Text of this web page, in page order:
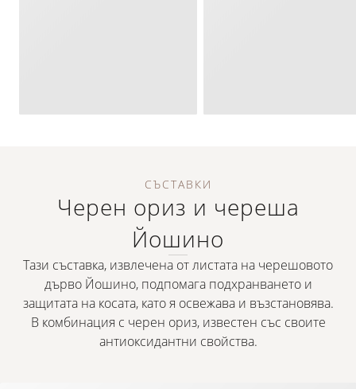
СЪСТАВКИ
Черен ориз и череша
Йошино
Тази съставка, извлечена от листата на черешовото
дърво Йошино, подпомага подхранването и
защитата на косата, като я освежава и възстановява.
В комбинация с черен ориз, известен със своите
антиоксидантни свойства.